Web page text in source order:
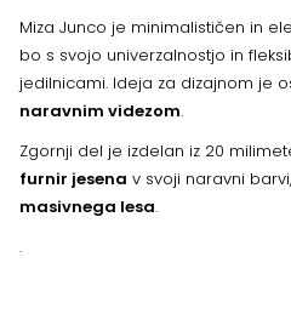
Miza Junco je minimalističen in
bo s svojo univerzalnostjo in
jedilnicami. Ideja za dizajnom je
naravnim videzom.
Zgornji del je izdelan iz 20
furnir jesena v svoji naravni
masivnega lesa.
.